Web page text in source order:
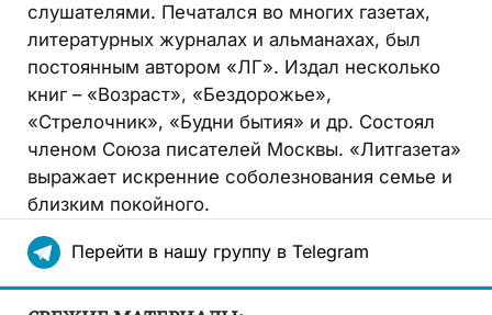
слушателями. Печатался во многих газетах,
литературных журналах и альманахах, был
постоянным автором «ЛГ». Издал несколько
книг – «Возраст», «Бездорожье»,
«Стрелочник», «Будни бытия» и др. Состоял
членом Союза писателей Москвы. «Литгазета»
выражает искренние соболезнования семье и
близким покойного.
Перейти в нашу группу в Telegram